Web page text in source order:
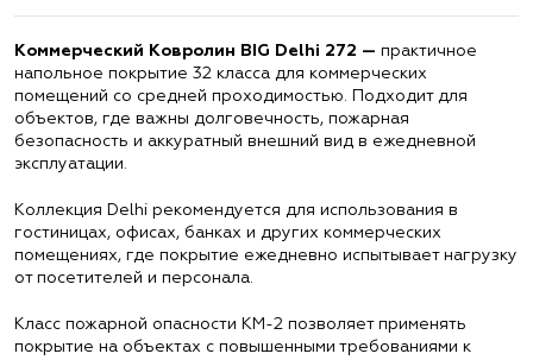
Коммерческий Ковролин BIG Delhi 272 — практичное
напольное покрытие 32 класса для коммерческих
помещений со средней проходимостью. Подходит для
объектов, где важны долговечность, пожарная
безопасность и аккуратный внешний вид в ежедневной
эксплуатации.
Коллекция Delhi рекомендуется для использования в
гостиницах, офисах, банках и других коммерческих
помещениях, где покрытие ежедневно испытывает нагрузку
от посетителей и персонала.
Класс пожарной опасности КМ-2 позволяет применять
покрытие на объектах с повышенными требованиями к